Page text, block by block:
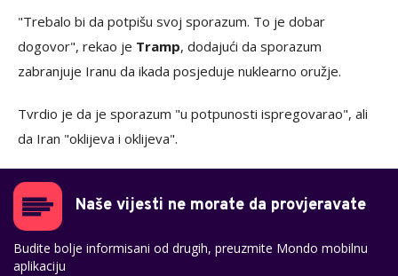
"Trebalo bi da potpišu svoj sporazum. To je dobar
dogovor", rekao je Tramp, dodajući da sporazum
zabranjuje Iranu da ikada posjeduje nuklearno oružje.
Tvrdio je da je sporazum "u potpunosti ispregovarao", ali
da Iran "oklijeva i oklijeva".
Naše vijesti ne morate da provjeravate
Budite bolje informisani od drugih, preuzmite Mondo mobilnu
aplikaciju